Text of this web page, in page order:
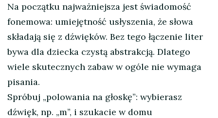
Na początku najważniejsza jest świadomość
fonemowa: umiejętność usłyszenia, że słowa
składają się z dźwięków. Bez tego łączenie liter
bywa dla dziecka czystą abstrakcją. Dlatego
wiele skutecznych zabaw w ogóle nie wymaga
pisania.
Spróbuj „polowania na głoskę”: wybierasz
dźwięk, np. „m”, i szukacie w domu